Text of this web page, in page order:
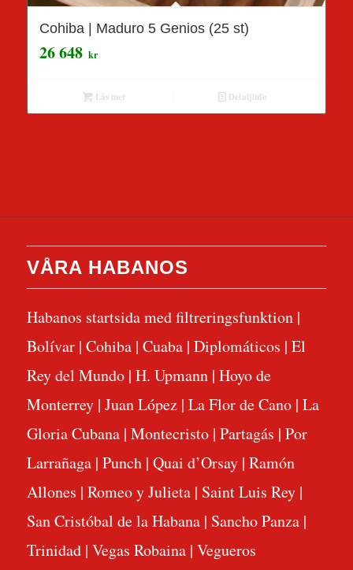
Cohiba | Maduro 5 Genios (25 st)
26 648 kr
Läs mer Detaljinfo
VÅRA HABANOS
Habanos startsida med filtreringsfunktion|
Bolívar| Cohiba| Cuaba| Diplomáticos | El
Rey del Mundo| H. Upmann| Hoyo de
Monterrey| Juan López| La Flor de Cano| La
Gloria Cubana| Montecristo| Partagás | Por
Larrañaga| Punch| Quai d’Orsay| Ramón
Allones | Romeo y Julieta| Saint Luis Rey|
San Cristóbal de la Habana| Sancho Panza|
Trinidad| Vegas Robaina| Vegueros